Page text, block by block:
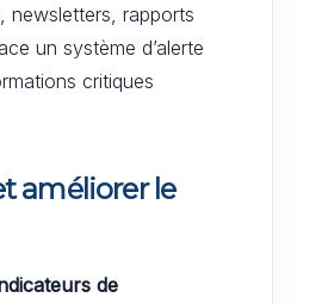
newsletters, rapports
un système d’alerte
critiques
améliorer le
de